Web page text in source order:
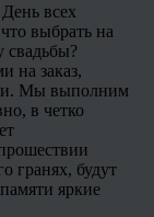
всех
выбрать на
свадьбы?
на заказ,
Мы выполним
в четко
гранях, будут
яркие